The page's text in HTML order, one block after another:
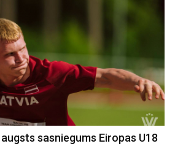
sasniegums Eiropas U18